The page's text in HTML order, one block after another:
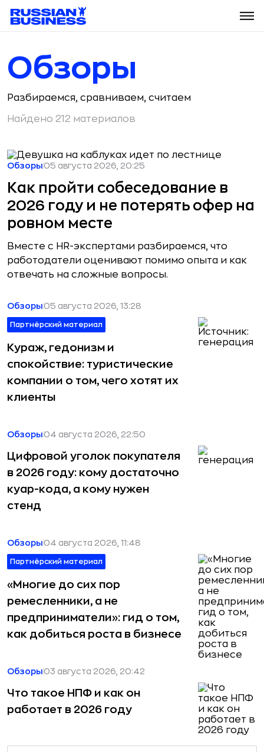
Обзоры
Разбираемся, сравниваем, считаем
Найдено 212 материалов
Обзоры 05 августа 2026, 20:25
Как пройти собеседование в
2026 году и не потерять офер на
ровном месте
Вместе с HR-экспертами разбираемся, что
работодатели оценивают помимо опыта и как
отвечать на сложные вопросы.
Обзоры 05 августа 2026, 13:28
Партнёрский материал
Кураж, гедонизм и
спокойствие: туристические
компании о том, чего хотят их
клиенты
Обзоры 04 августа 2026, 22:50
Цифровой уголок покупателя
в 2026 году: кому достаточно
куар-кода, а кому нужен
стенд
Обзоры 04 августа 2026, 11:48
Партнёрский материал
«Многие до сих пор
ремесленники, а не
предприниматели»: гид о том,
как добиться роста в бизнесе
Обзоры 03 августа 2026, 20:42
Что такое НПФ и как он
работает в 2026 году